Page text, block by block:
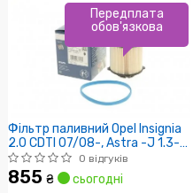
Фільтр паливний Opel Insignia
2.0 CDTI 07/08-, Astra -J 1.3-
2.0 CDTI 12/09- SAAB 9-3
1.9TiD, 9-5 2.0TiD 01/10-
0 відгуків
855 ₴ сьогодні
Передплата
обов'язкова